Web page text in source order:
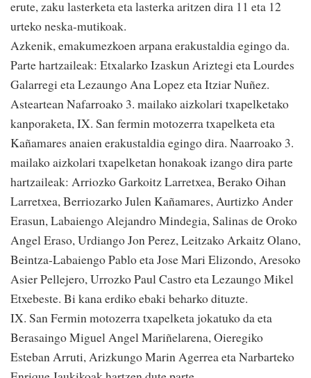
erute, zaku lasterketa eta lasterka aritzen dira 11 eta 12
urteko neska-mutikoak.
Azkenik, emakumezkoen arpana erakustaldia egingo da.
Parte hartzaileak: Etxalarko Izaskun Ariztegi eta Lourdes
Galarregi eta Lezaungo Ana Lopez eta Itziar Nuñez.
Asteartean Nafarroako 3. mailako aizkolari txapelketako
kanporaketa, IX. San fermin motozerra txapelketa eta
Kañamares anaien erakustaldia egingo dira. Naarroako 3.
mailako aizkolari txapelketan honakoak izango dira parte
hartzaileak: Arriozko Garkoitz Larretxea, Berako Oihan
Larretxea, Berriozarko Julen Kañamares, Aurtizko Ander
Erasun, Labaiengo Alejandro Mindegia, Salinas de Oroko
Angel Eraso, Urdiango Jon Perez, Leitzako Arkaitz Olano,
Beintza-Labaiengo Pablo eta Jose Mari Elizondo, Aresoko
Asier Pellejero, Urrozko Paul Castro eta Lezaungo Mikel
Etxebeste. Bi kana erdiko ebaki beharko dituzte.
IX. San Fermin motozerra txapelketa jokatuko da eta
Berasaingo Miguel Angel Mariñelarena, Oieregiko
Esteban Arruti, Arizkungo Marin Agerrea eta Narbarteko